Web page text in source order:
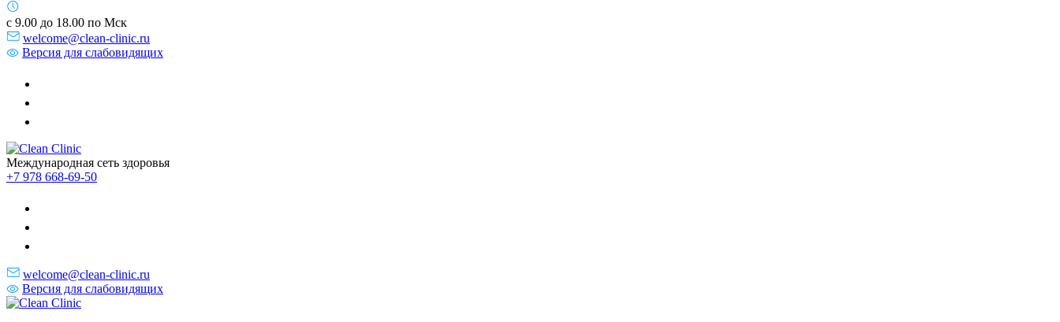
с 9.00 до 18.00 по Мск
welcome@clean-clinic.ru
Версия для слабовидящих
Международная сеть здоровья
+7 978 668-69-50
welcome@clean-clinic.ru
Версия для слабовидящих